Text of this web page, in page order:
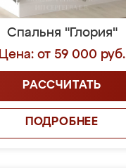
Спальня "Глория"
Цена: от 59 000 руб.
РАССЧИТАТЬ
ПОДРОБНЕЕ